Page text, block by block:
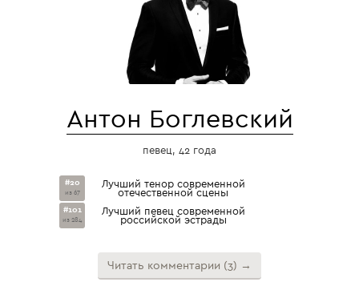
Антон Боглевский
певец, 42 года
#20
из 67
Лучший тенор современной
отечественной сцены
#101
из 284
Лучший певец современной
российской эстрады
Читать комментарии (3) →